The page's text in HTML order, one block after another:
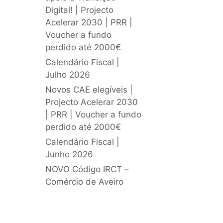
Digital! | Projecto
Acelerar 2030 | PRR |
Voucher a fundo
perdido até 2000€
Calendário Fiscal |
Julho 2026
Novos CAE elegíveis |
Projecto Acelerar 2030
| PRR | Voucher a fundo
perdido até 2000€
Calendário Fiscal |
Junho 2026
NOVO Código IRCT –
Comércio de Aveiro